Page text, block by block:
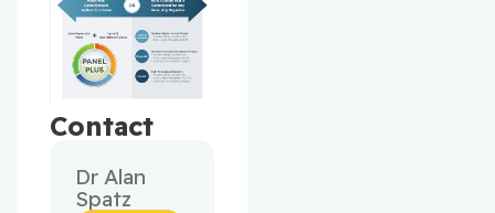
Contact
Dr Alan
Spatz